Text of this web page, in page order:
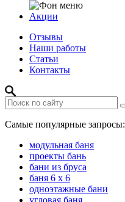
Акции
Отзывы
Наши работы
Статьи
Контакты
Самые популярные запросы:
модульная баня
проекты бань
бани из бруса
баня 6 х 6
одноэтажные бани
угловая баня